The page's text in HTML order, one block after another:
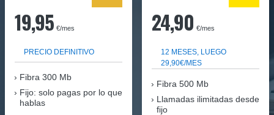
19,95 €/mes
PRECIO DEFINITIVO
Fibra 300 Mb
Fijo: solo pagas por lo que
hablas
24,90 €/mes
12 MESES, LUEGO
29,90€/MES
Fibra 500 Mb
Llamadas ilimitadas desde
fijo